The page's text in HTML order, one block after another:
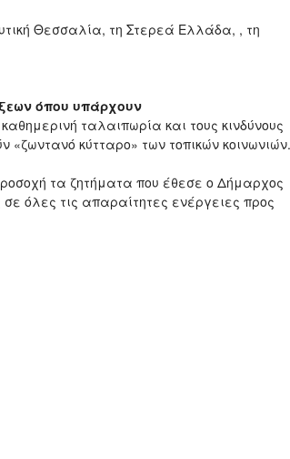
Θεσσαλία, τη Στερεά Ελλάδα, , τη
όπου υπάρχουν
ταλαιπωρία και τους κινδύνους
κύτταρο» των τοπικών κοινωνιών.
τα ζητήματα που έθεσε ο Δήμαρχος
σε όλες τις απαραίτητες ενέργειες προς